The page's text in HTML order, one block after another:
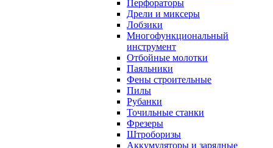
Перфораторы
Дрели и миксеры
Лобзики
Многофункциональный
инструмент
Отбойные молотки
Паяльники
Фены строительные
Пилы
Рубанки
Точильные станки
Фрезеры
Штроборизы
Аккумуляторы и зарядные